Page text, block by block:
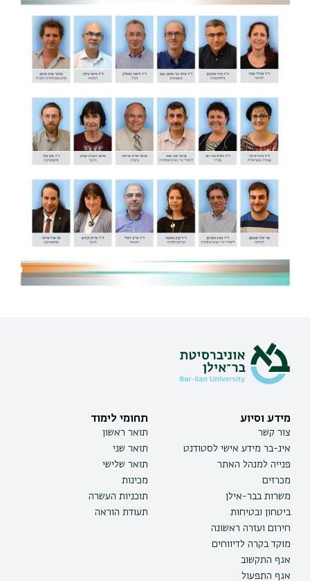
מידע וסיוע
צור קשר
אינ-בר מידע אישי לסטודנט
פנייה למנהל האתר
מכרזים
משרות בבר-אילן
ביטחון ובטיחות
חירום ועזרה ראשונה
מוקד בקרה לדיווחים
אגף התקשוב
אגף התפעול
תחומי לימוד
תואר ראשון
תואר שני
תואר שלישי
מכינות
תוכניות העשרה
תעודת הוראה